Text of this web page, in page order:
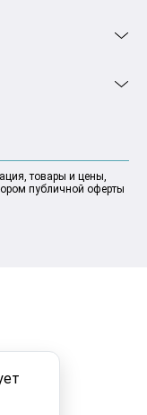
товары и цены,
публичной оферты